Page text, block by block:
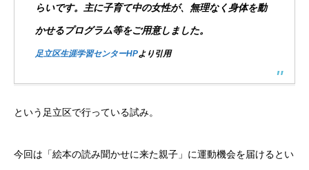
らいです。主に子育て中の女性が、無理なく身体を動
かせるプログラム等をご用意しました。
足立区生涯学習センターHPより引用
という足立区で行っている試み。
今回は「絵本の読み聞かせに来た親子」に運動機会を届けるとい